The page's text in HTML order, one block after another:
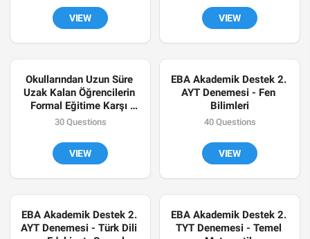
VIEW VIEW
Okullarından Uzun Süre
Uzak Kalan Öğrencilerin
Formal Eğitime Karşı
Tutumları
30 Questions
VIEW
EBA Akademik Destek 2.
AYT Denemesi - Fen
Bilimleri
40 Questions
VIEW
EBA Akademik Destek 2.
AYT Denemesi - Türk Dili
EBA Akademik Destek 2.
TYT Denemesi - Temel